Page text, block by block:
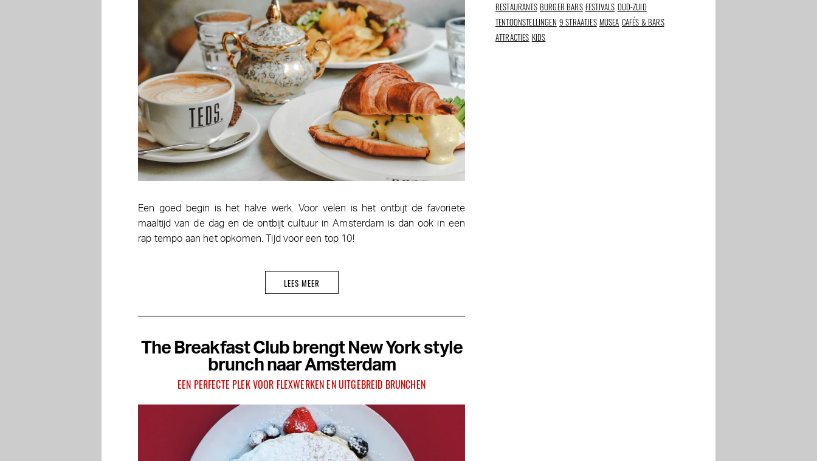
Een goed begin is het halve werk. Voor velen is het ontbijt de favoriete
maaltijd van de dag en de ontbijt cultuur in Amsterdam is dan ook in een
rap tempo aan het opkomen. Tijd voor een top 10!
LEES MEER
The Breakfast Club brengt New York style
brunch naar Amsterdam
EEN PERFECTE PLEK VOOR FLEXWERKEN EN UITGEBREID BRUNCHEN
RESTAURANTS BURGER BARS FESTIVALS OUD-ZUID
TENTOONSTELLINGEN 9 STRAATJES MUSEA CAFÉS & BARS
ATTRACTIES KIDS